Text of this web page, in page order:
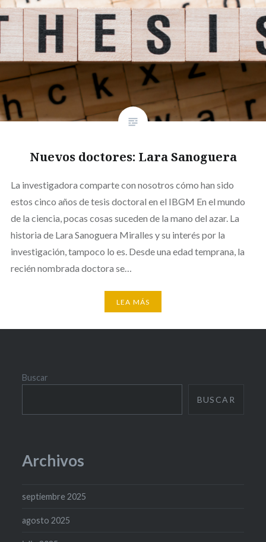
Nuevos doctores: Lara Sanoguera
La investigadora comparte con nosotros cómo han sido
estos cinco años de tesis doctoral en el IBGM En el mundo
de la ciencia, pocas cosas suceden de la mano del azar. La
historia de Lara Sanoguera Miralles y su interés por la
investigación, tampoco lo es. Desde una edad temprana, la
recién nombrada doctora se…
LEA MÁS
Buscar
BUSCAR
Archivos
septiembre 2025
agosto 2025